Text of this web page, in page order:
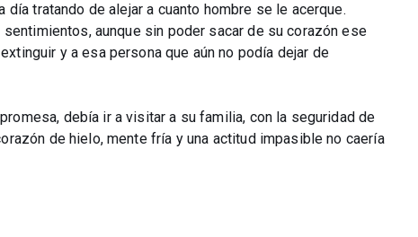
tratando de alejar a cuanto hombre se le acerque.
aunque sin poder sacar de su corazón ese
y a esa persona que aún no podía dejar de
debía ir a visitar a su familia, con la seguridad de
de hielo, mente fría y una actitud impasible no caería